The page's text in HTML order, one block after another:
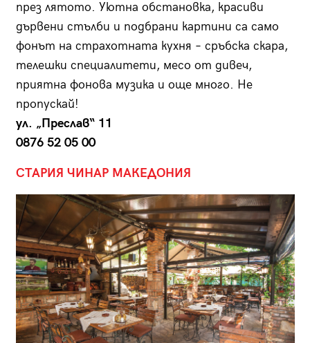
през лятото. Уютна обстановка, красиви
дървени стълби и подбрани картини са само
фонът на страхотната кухня – сръбска скара,
телешки специалитети, месо от дивеч,
приятна фонова музика и още много. Не
пропускай!
ул. „Преслав“ 11
0876 52 05 00
СТАРИЯ ЧИНАР МАКЕДОНИЯ